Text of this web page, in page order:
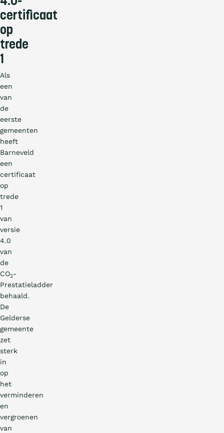
certificaat
op
trede
1
Als
een
van
de
eerste
gemeenten
heeft
Barneveld
een
certificaat
op
trede
1
van
versie
4.0
van
de
CO2-
Prestatieladder
behaald.
De
Gelderse
gemeente
zet
sterk
in
op
het
verminderen
en
vergroenen
van